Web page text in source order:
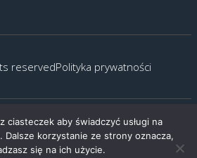
reservedPolityka prywatności
by: G.Kocyłowski
ciasteczek aby świadczyć usługi na
Dalsze korzystanie ze strony oznacza,
się na ich użycie.